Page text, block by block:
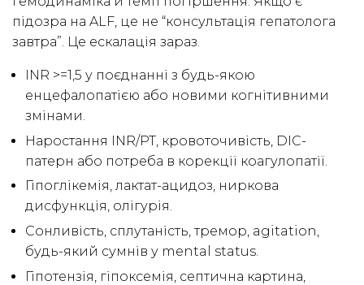
підозра на ALF, це не “консультація гепатолога
завтра”. Це ескалація зараз.
INR >=1,5 у поєднанні з будь-якою
енцефалопатією або новими когнітивними
змінами.
Наростання INR/PT, кровоточивість, DIC-
патерн або потреба в корекції коагулопатії.
Гіпоглікемія, лактат-ацидоз, ниркова
дисфункція, олігурія.
Сонливість, сплутаність, тремор, agitation,
будь-який сумнів у mental status.
Гіпотензія, гіпоксемія, септична картина,